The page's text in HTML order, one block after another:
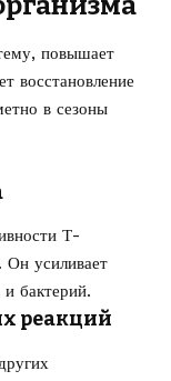
повышает
восстановление
в сезоны
Т-
Он усиливает
бактерий.
реакций